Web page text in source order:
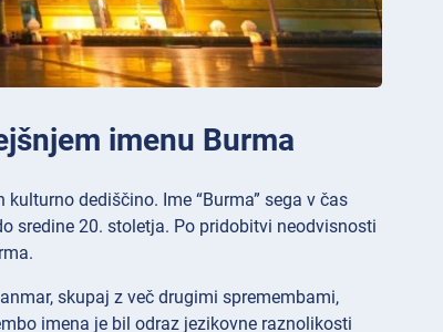
imenu Burma
dediščino. Ime “Burma” sega v čas
sredine 20. stoletja. Po pridobitvi neodvisnosti
skupaj z več drugimi spremembami,
imena je bil odraz jezikovne raznolikosti